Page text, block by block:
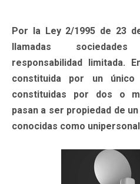
Por la Ley 2/1995 de 23
llamadas
responsabilidad limitada.
constituida por un
constituidas por dos o
pasan a ser propiedad de
conocidas como